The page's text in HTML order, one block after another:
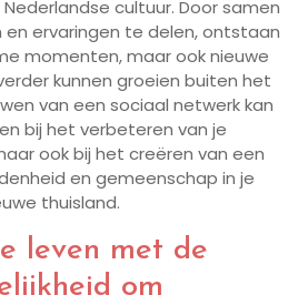
cultuur. Door samen
ervaringen te delen, ontstaan
momenten, maar ook nieuwe
kunnen groeien buiten het
van een sociaal netwerk kan
bij het verbeteren van je
ook bij het creëren van een
en gemeenschap in je
thuisland.
leven met de
om